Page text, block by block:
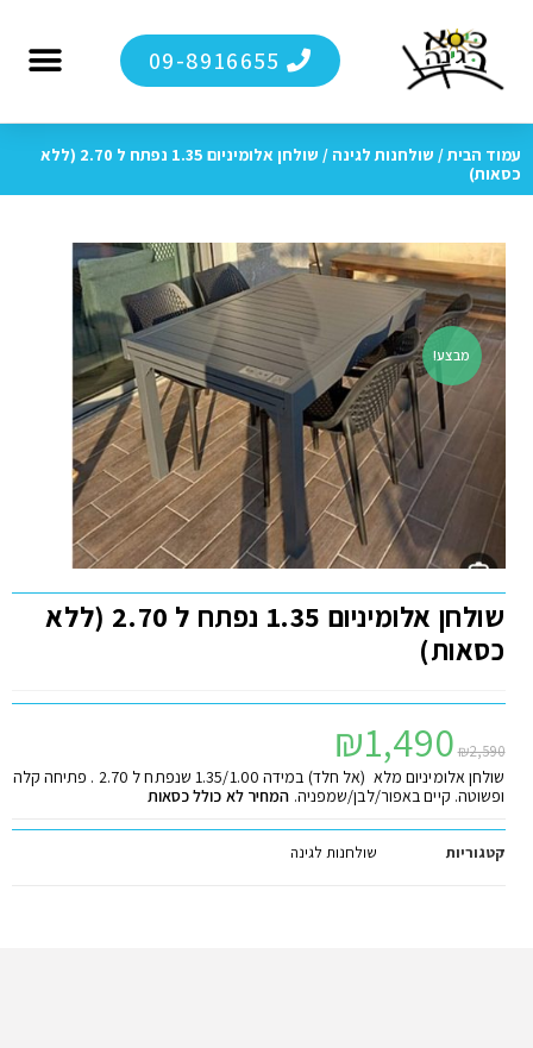
09-8916655
עמוד הבית/ שולחנות לגינה
/ שולחן אלומיניום 1.35 נפתח ל 2.70 (ללא
כסאות)
מבצע!
שולחן אלומיניום 1.35 נפתח ל 2.70 (ללא
כסאות)
₪2,590
₪1,490
שולחן אלומיניום מלא (אל חלד) במידה 1.35/1
.00 שנפתח ל 2.70 . פתיחה קלה
ופשוטה. קיים באפור/לבן/שמפניה. המחיר לא כולל כסאות
קטגוריות שולחנות לגינה